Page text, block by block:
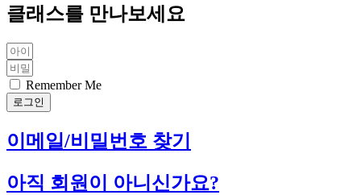
클래스를 만나보세요
Remember Me
로그인
이메일/비밀번호 찾기
아직 회원이 아니신가요?